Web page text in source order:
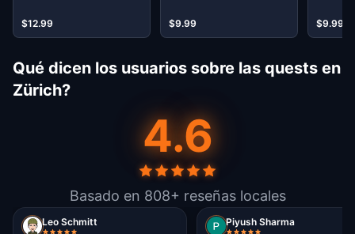
$12.99 $9.99 $9.99
Qué dicen los usuarios sobre las quests en
Zürich?
4.6
Basado en 808+ reseñas locales
Leo Schmitt Piyush Sharma